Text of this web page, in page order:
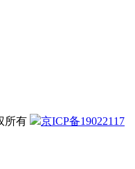
所有
京ICP备19022117